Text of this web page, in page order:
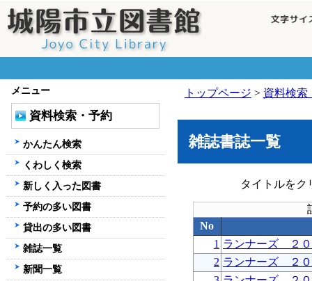
トップページ > 資料検索
雑誌書誌一覧
タイトルをク
No
1 ランナーズ ２
2 ランナーズ ２
メニュー
資料検索・予約
かんたん検索
くわしく検索
新しく入った図書
予約の多い図書
貸出の多い図書
雑誌一覧
新聞一覧